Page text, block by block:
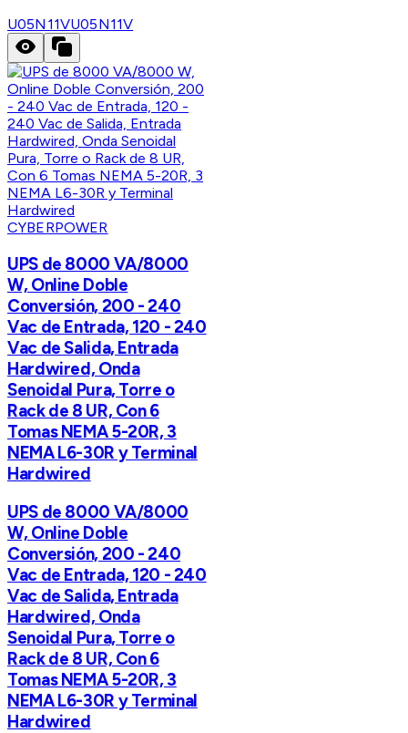
U05N11VU05N11V
CYBERPOWER
UPS de 8000 VA/8000
W, Online Doble
Conversión, 200 - 240
Vac de Entrada, 120 - 240
Vac de Salida, Entrada
Hardwired, Onda
Senoidal Pura, Torre o
Rack de 8 UR, Con 6
Tomas NEMA 5-20R, 3
NEMA L6-30R y Terminal
Hardwired
UPS de 8000 VA/8000
W, Online Doble
Conversión, 200 - 240
Vac de Entrada, 120 - 240
Vac de Salida, Entrada
Hardwired, Onda
Senoidal Pura, Torre o
Rack de 8 UR, Con 6
Tomas NEMA 5-20R, 3
NEMA L6-30R y Terminal
Hardwired